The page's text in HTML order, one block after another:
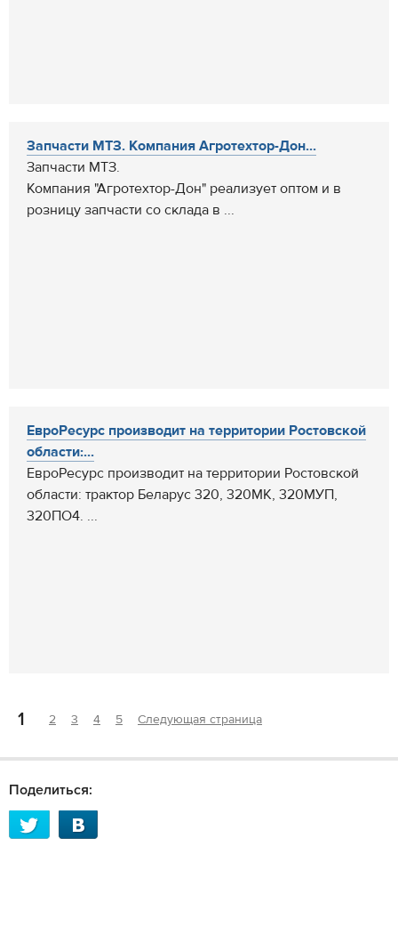
Запчасти МТЗ. Компания Агротехтор-Дон...
Запчасти МТЗ.
Компания "Агротехтор-Дон" реализует оптом и в
розницу запчасти со склада в ...
ЕвроРесурс производит на территории Ростовской
области:...
ЕвроРесурс производит на территории Ростовской
области: трактор Беларус 320, 320МК, 320МУП,
320ПО4. ...
1 2 3 4 5 Следующая страница
Поделиться: